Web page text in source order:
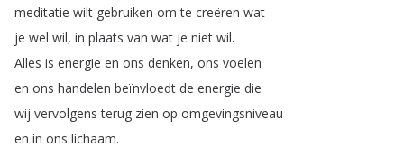
meditatie wilt gebruiken om te creëren wat
je wel wil, in plaats van wat je niet wil.
Alles is energie en ons denken, ons voelen
en ons handelen beïnvloedt de energie die
wij vervolgens terug zien op omgevingsniveau
en in ons lichaam.